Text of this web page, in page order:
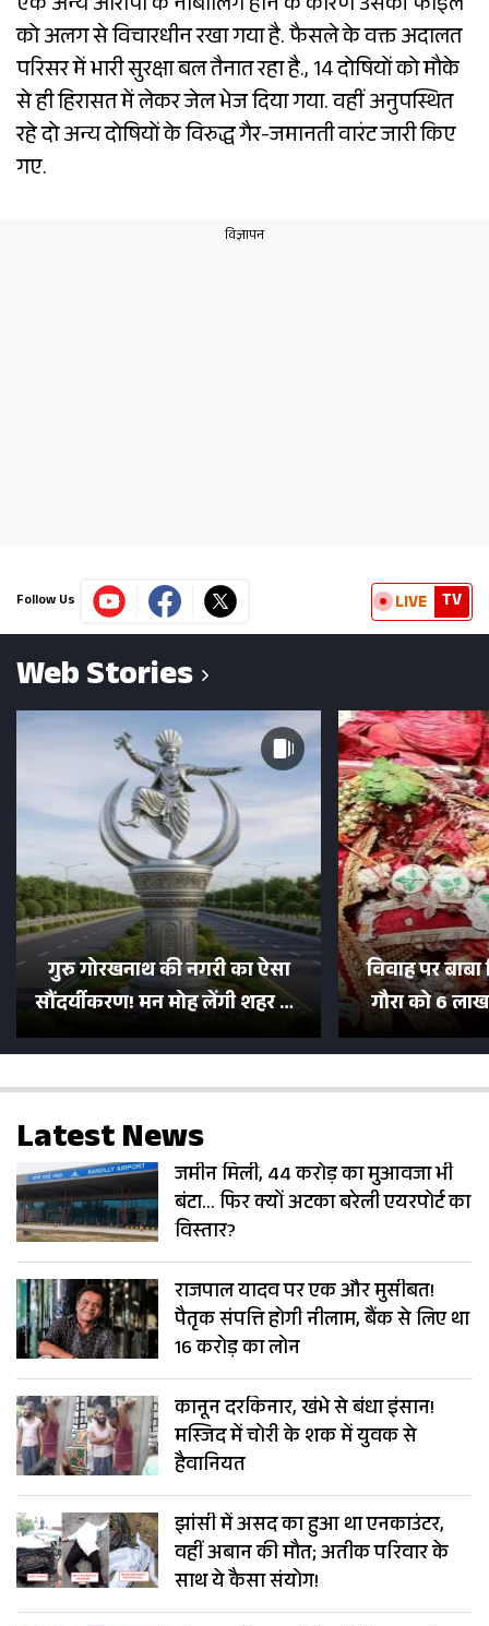
को अलग से विचारधीन रखा गया है. फैसले के वक्त अदालत
परिसर में भारी सुरक्षा बल तैनात रहा है., 14 दोषियों को मौके
से ही हिरासत में लेकर जेल भेज दिया गया. वहीं अनुपस्थित
रहे दो अन्य दोषियों के विरुद्ध गैर-जमानती वारंट जारी किए
गए.
Follow Us LIVE TV
Web Stories
गुरु गोरखनाथ की नगरी का ऐसा
सौंदर्यीकरण! मन मोह लेंगी शहर की
सड़कें; देखें Photos
विवाह पर
गौरा को 6
500 भक्तों
Latest News
जमीन मिली, 44 करोड़ का मुआवजा भी
बंटा… फिर क्यों अटका बरेली एयरपोर्ट का
विस्तार?
राजपाल यादव पर एक और मुसीबत!
पैतृक संपत्ति होगी नीलाम, बैंक से लिए था
16 करोड़ का लोन
कानून दरकिनार, खंभे से बंधा इंसान!
मस्जिद में चोरी के शक में युवक से
हैवानियत
झांसी में असद का हुआ था एनकाउंटर,
वहीं अबान की मौत; अतीक परिवार के
साथ ये कैसा संयोग!